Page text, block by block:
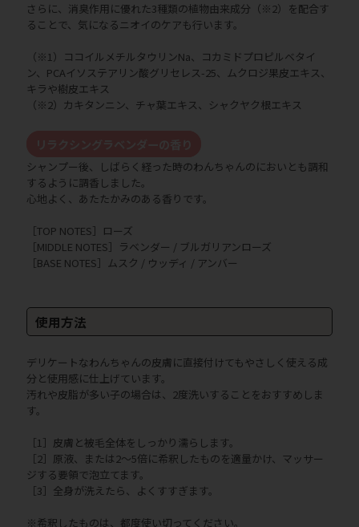
さらに、消臭作用に優れた3種類の植物由来成分（※2）を配合す
ることで、気になるニオイのケアも行います。
（※1）ココイルメチルタウリンNa、コカミドプロピルベタイ
ン、PCAイソステアリン酸グリセレス-25、ムクロジ果皮エキス、
キラや樹皮エキス
（※2）カキタンニン、チャ葉エキス、シャクヤク根エキス
シャンプー後、しばらく経った時のわんちゃんのにおいとも調和
するように調香しました。
心地よく、あたたかみのある香りです。
［TOP NOTES］ローズ
［MIDDLE NOTES］ラベンダー / ブルガリアンローズ
［BASE NOTES］ムスク / ウッディ / アンバー
使用方法
デリケートなわんちゃんの皮膚に直接付けてもやさしく使える成
分と使用感に仕上げています。
汚れや皮脂が多い子の場合は、2度洗いすることをおすすめしま
す。
［1］皮膚と被毛全体をしっかり濡らします。
［2］原液、または2～5倍に希釈したものを適量かけ、マッサー
ジする要領で泡立てます。
［3］全身が洗えたら、よくすすぎます。
※希釈したものは、都度使い切ってください。